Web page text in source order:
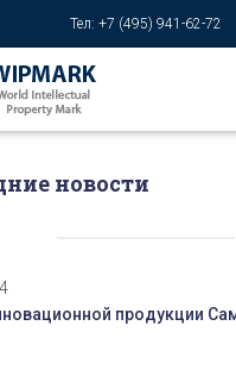
Тел: +7 (495) 941-62-72
новости
продукции